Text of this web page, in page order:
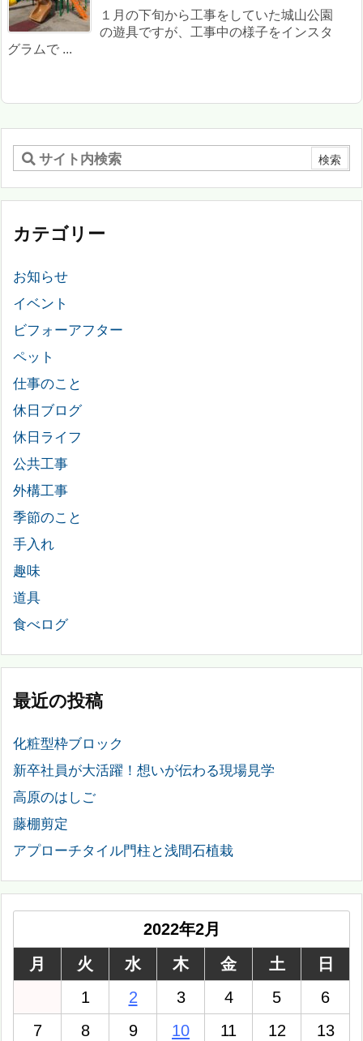
１月の下旬から工事をしていた城山公園
の遊具ですが、工事中の様子をインスタ
グラムで ...
カテゴリー
お知らせ
イベント
ビフォーアフター
ペット
仕事のこと
休日ブログ
休日ライフ
公共工事
外構工事
季節のこと
手入れ
趣味
道具
食べログ
最近の投稿
化粧型枠ブロック
新卒社員が大活躍！想いが伝わる現場見学
高原のはしご
藤棚剪定
アプローチタイル門柱と浅間石植栽
2022年2月
月
火 水 木 金 土
日
1
2 3 4 5
6
7
8 9 10 11 12
13